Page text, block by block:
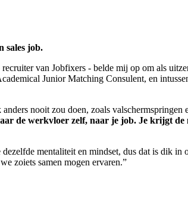
sales job.
van Jobfixers - belde mij op om als
Junior Matching Consulent, en
nooit zou doen, zoals valschermspringen
de werkvloer zelf, naar je job. Je krijgt de
mentaliteit en mindset, dus dat is dik in
zoiets samen mogen ervaren.”